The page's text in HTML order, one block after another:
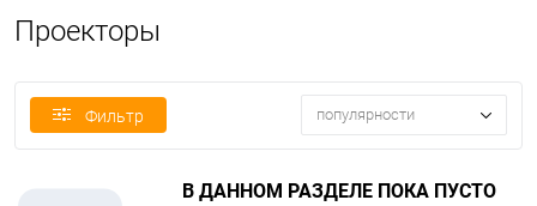
Проекторы
Фильтр популярности
В ДАННОМ РАЗДЕЛЕ ПОКА ПУСТО